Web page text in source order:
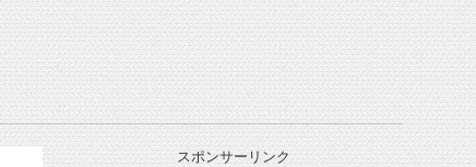
スポンサーリンク